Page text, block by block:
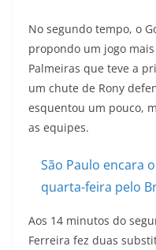
No segundo tempo, o
propondo um jogo
Palmeiras que teve a
um chute de Rony
esquentou um pouco,
as equipes.
São Paulo encara
quarta-feira pelo
Aos 14 minutos do
Ferreira fez duas